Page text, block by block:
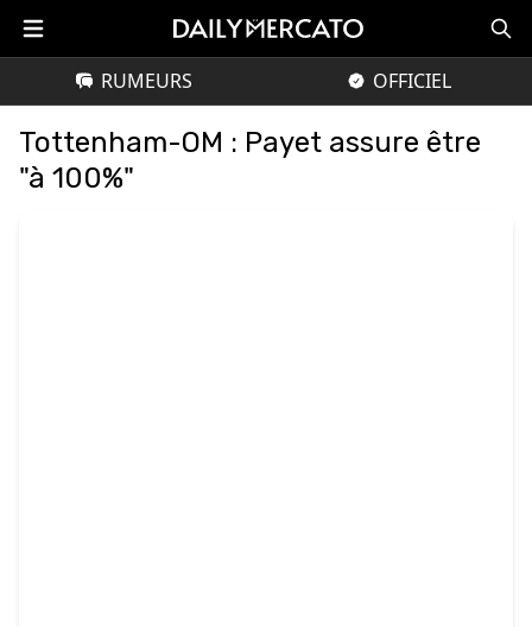
RUMEURS OFFICIEL
Tottenham-OM : Payet assure être
"à 100%"